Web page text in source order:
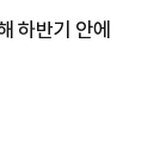
하반기 안에